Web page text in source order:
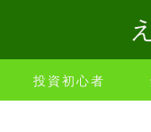
投資初心者